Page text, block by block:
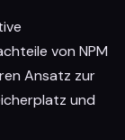
von NPM
Ansatz zur
und